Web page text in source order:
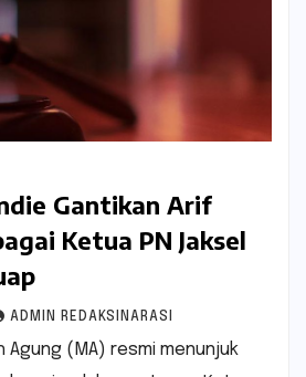
Gantikan Arif
Ketua PN Jaksel
ADMIN REDAKSINARASI
Agung (MA) resmi menunjuk